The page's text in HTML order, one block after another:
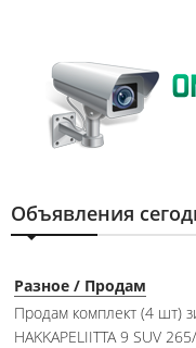
Объявления
Разное / Продам
Продам комплект (4 шт)
HAKKAPELIITTA 9 SUV